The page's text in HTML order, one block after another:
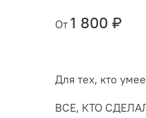
От 1 800 ₽
Для тех, кто
ВСЕ, КТО